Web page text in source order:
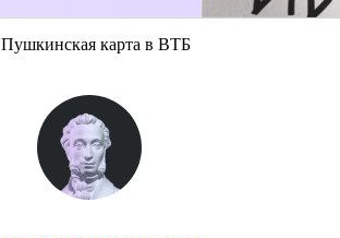
Пушкинская карта в ВТБ